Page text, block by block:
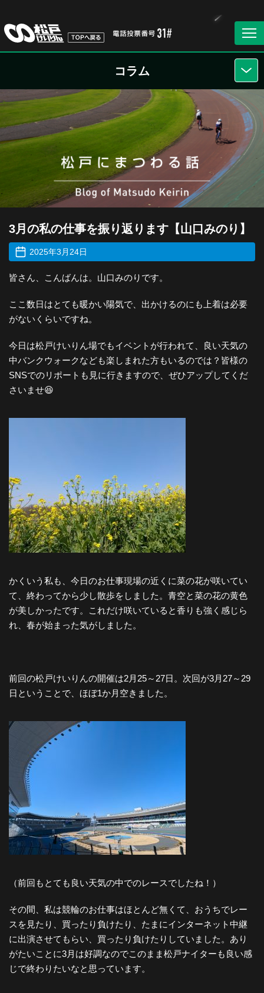
コラム
3月の私の仕事を振り返ります【山口みのり】
2025年3月24日
皆さん、こんばんは。山口みのりです。
ここ数日はとても暖かい陽気で、出かけるのにも上着は必要
がないくらいですね。
今日は松戸けいりん場でもイベントが行われて、良い天気の
中バンクウォークなども楽しまれた方もいるのでは？皆様の
SNSでのリポートも見に行きますので、ぜひアップしてくだ
さいませ😆
かくいう私も、今日のお仕事現場の近くに菜の花が咲いてい
て、終わってから少し散歩をしました。青空と菜の花の黄色
が美しかったです。これだけ咲いていると香りも強く感じら
れ、春が始まった気がしました。
前回の松戸けいりんの開催は2月25～27日。次回が3月27～29
日ということで、ほぼ1か月空きました。
（前回もとても良い天気の中でのレースでしたね！）
その間、私は競輪のお仕事はほとんど無くて、おうちでレー
スを見たり、買ったり負けたり、たまにインターネット中継
に出演させてもらい、買ったり負けたりしていました。あり
がたいことに3月は好調なのでこのまま松戸ナイターも良い感
じで終わりたいなと思っています。